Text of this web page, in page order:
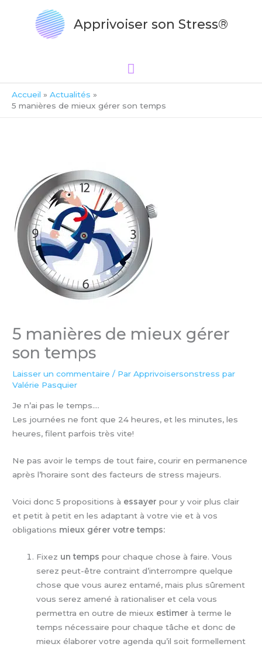
Apprivoiser son Stress®
Accueil
Actualités
5 manières de mieux gérer son temps
5 manières de mieux gérer
son temps
Laisser un commentaire / ParApprivoisersonstress par
Valérie Pasquier
Je n’ai pas le temps….
Les journées ne font que 24 heures, et les minutes, les
heures, filent parfois très vite!
Ne pas avoir le temps de tout faire, courir en permanence
après l’horaire sont des facteurs de stress majeurs.
Voici donc 5 propositions à essayer pour y voir plus clair
et petit à petit en les adaptant à votre vie et à vos
obligations mieux gérer votre temps:
Fixez un temps pour chaque chose à faire. Vous
serez peut-être contraint d’interrompre quelque
chose que vous aurez entamé, mais plus sûrement
vous serez amené à rationaliser et cela vous
permettra en outre de mieux estimer à terme le
temps nécessaire pour chaque tâche et donc de
mieux élaborer votre agenda qu’il soit formellement